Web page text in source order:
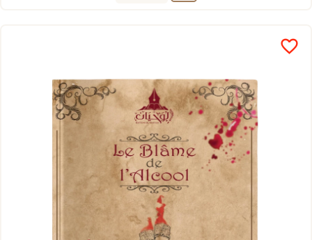
favorite_border